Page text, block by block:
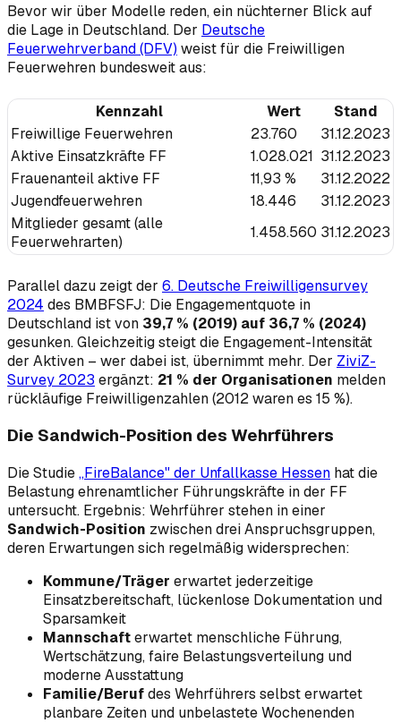
Bevor wir über Modelle reden, ein nüchterner Blick auf
die Lage in Deutschland. Der Deutsche
Feuerwehrverband (DFV) weist für die Freiwilligen
Feuerwehren bundesweit aus:
Kennzahl Wert
Stand
Freiwillige Feuerwehren
23.760
31.12.2023
Aktive Einsatzkräfte FF
1.028.021 31.12.2023
Frauenanteil aktive FF
11,93 %
31.12.2022
Jugendfeuerwehren
18.446
31.12.2023
Mitglieder gesamt (alle
Feuerwehrarten)
1.458.560 31.12.2023
Parallel dazu zeigt der 6. Deutsche Freiwilligensurvey
2024 des BMBFSFJ: Die Engagementquote in
Deutschland ist von 39,7 % (2019) auf 36,7 % (2024)
gesunken. Gleichzeitig steigt die Engagement-Intensität
der Aktiven – wer dabei ist, übernimmt mehr. Der ZiviZ-
Survey 2023 ergänzt: 21 % der Organisationen melden
rückläufige Freiwilligenzahlen (2012 waren es 15 %).
Die Sandwich-Position des Wehrführers
Die Studie„FireBalance" der Unfallkasse Hessen hat die
Belastung ehrenamtlicher Führungskräfte in der FF
untersucht. Ergebnis: Wehrführer stehen in einer
Sandwich-Position zwischen drei Anspruchsgruppen,
deren Erwartungen sich regelmäßig widersprechen:
Kommune/Träger erwartet jederzeitige
Einsatzbereitschaft, lückenlose Dokumentation und
Sparsamkeit
Mannschafterwartet menschliche Führung,
Wertschätzung, faire Belastungsverteilung und
moderne Ausstattung
Familie/Berufdes Wehrführers selbst erwartet
planbare Zeiten und unbelastete Wochenenden